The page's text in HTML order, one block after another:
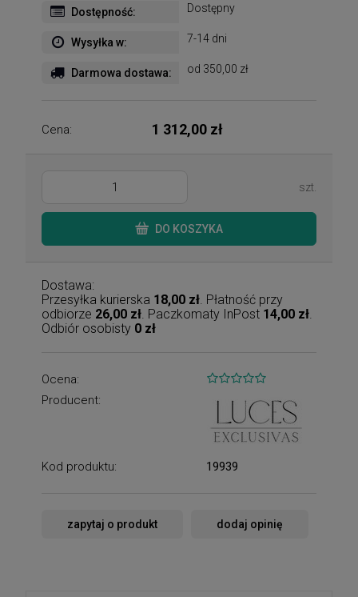
Dostępność: Dostępny
Wysyłka w: 7-14 dni
Darmowa dostawa: od 350,00 zł
Cena: 1 312,00 zł
szt.
DO KOSZYKA
Dostawa:
Przesyłka kurierska 18,00 zł. Płatność przy
odbiorze 26,00 zł. Paczkomaty InPost 14,00 zł.
Odbiór osobisty 0 zł
Ocena:
Producent:
Kod produktu: 19939
zapytaj o produkt dodaj opinię